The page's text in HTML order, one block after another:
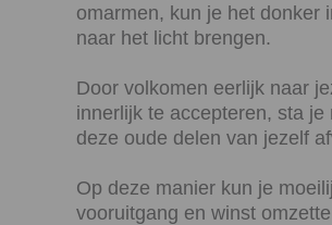
omarmen, kun je het donker
naar het licht brengen.
Door volkomen eerlijk naar
innerlijk te accepteren, sta
deze oude delen van jezelf
Op deze manier kun je
vooruitgang en winst